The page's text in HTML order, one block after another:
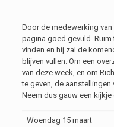
Door de medewerking
pagina goed gevuld.
vinden en hij zal de
blijven vullen. Om een
van deze week, en om
te geven, de aanstellingen
Neem dus gauw een
Woendag 15 maart